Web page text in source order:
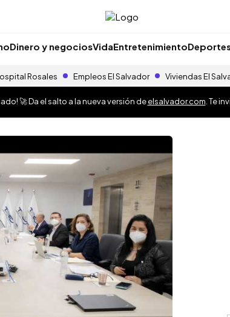
Dinero y negociosVidaEntretenimiento
Rosales Empleos El Salvador Viviendas El
🚀 Da el salto a la nueva versión deelsalvador.com . Te